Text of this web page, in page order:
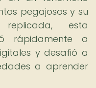
pegajosos y su
esta
rápidamente a
y desafió a
a aprender